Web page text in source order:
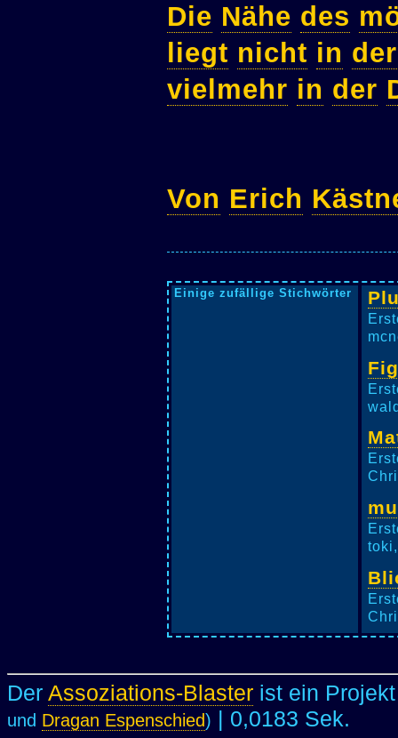
Die Nähe des
liegt nicht in der
vielmehr in der
Von Erich
Einige zufällige Stichwörter
Der Assoziations-Blaster ist ein
und Dragan Espenschied) | 0,0183 Sek.